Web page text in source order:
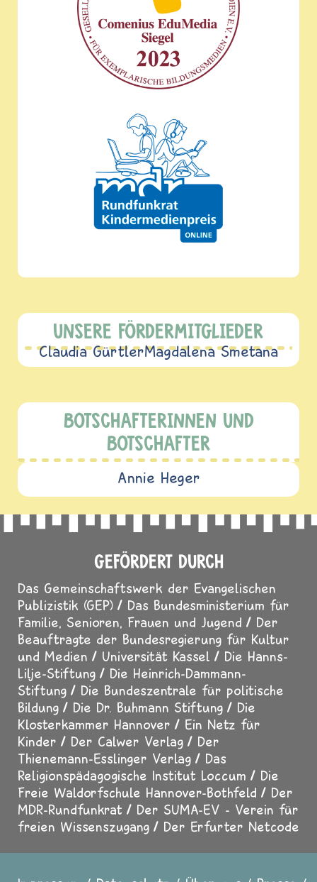
UNSERE FÖRDERMITGLIEDER
Claudia GürtlerMagdalena Smetana
BOTSCHAFTERINNEN UND
BOTSCHAFTER
Annie Heger
GEFÖRDERT DURCH
Das Gemeinschaftswerk der Evangelischen
Publizistik (GEP)
Das Bundesministerium für
Familie, Senioren, Frauen und Jugend
Der
Beauftragte der Bundesregierung für Kultur
und Medien
Universität Kassel
Die Hanns-
Lilje-Stiftung
Die Heinrich-Dammann-
Stiftung
Die Bundeszentrale für politische
Bildung
Die Dr. Buhmann Stiftung
Die
Klosterkammer Hannover
Ein Netz für
Kinder
Der Calwer Verlag
Der
Thienemann-Esslinger Verlag
Das
Religionspädagogische Institut Loccum
Die
Freie Waldorfschule Hannover-Bothfeld
Der
MDR-Rundfunkrat
Der SUMA-EV - Verein für
freien Wissenszugang
Der Erfurter Netcode